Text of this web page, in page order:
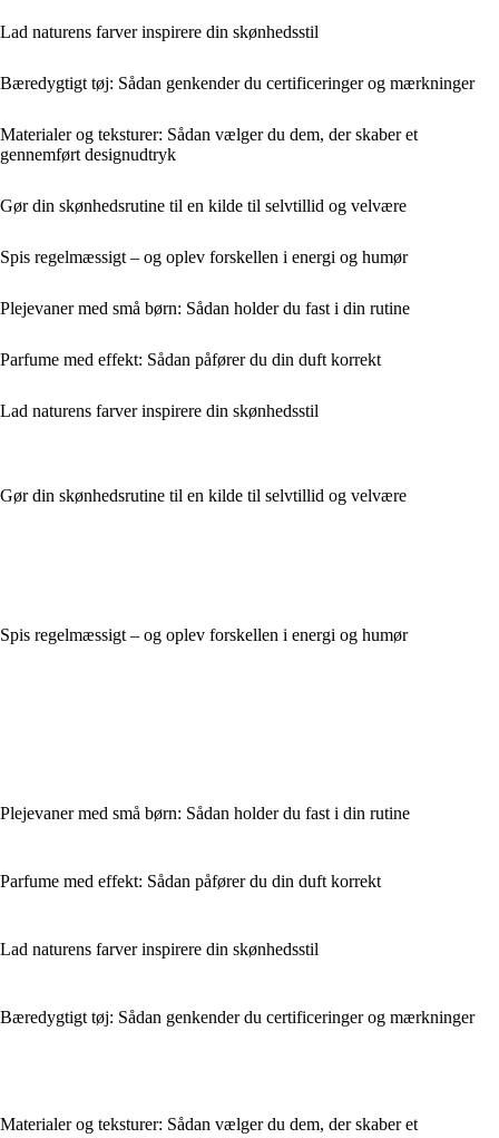
Lad naturens farver inspirere din skønhedsstil
Bæredygtigt tøj: Sådan genkender du certificeringer og mærkninger
Materialer og teksturer: Sådan vælger du dem, der skaber et
gennemført designudtryk
Gør din skønhedsrutine til en kilde til selvtillid og velvære
Spis regelmæssigt – og oplev forskellen i energi og humør
Plejevaner med små børn: Sådan holder du fast i din rutine
Parfume med effekt: Sådan påfører du din duft korrekt
Lad naturens farver inspirere din skønhedsstil
Gør din skønhedsrutine til en kilde til selvtillid og velvære
Spis regelmæssigt – og oplev forskellen i energi og humør
Plejevaner med små børn: Sådan holder du fast i din rutine
Parfume med effekt: Sådan påfører du din duft korrekt
Lad naturens farver inspirere din skønhedsstil
Bæredygtigt tøj: Sådan genkender du certificeringer og mærkninger
Materialer og teksturer: Sådan vælger du dem, der skaber et